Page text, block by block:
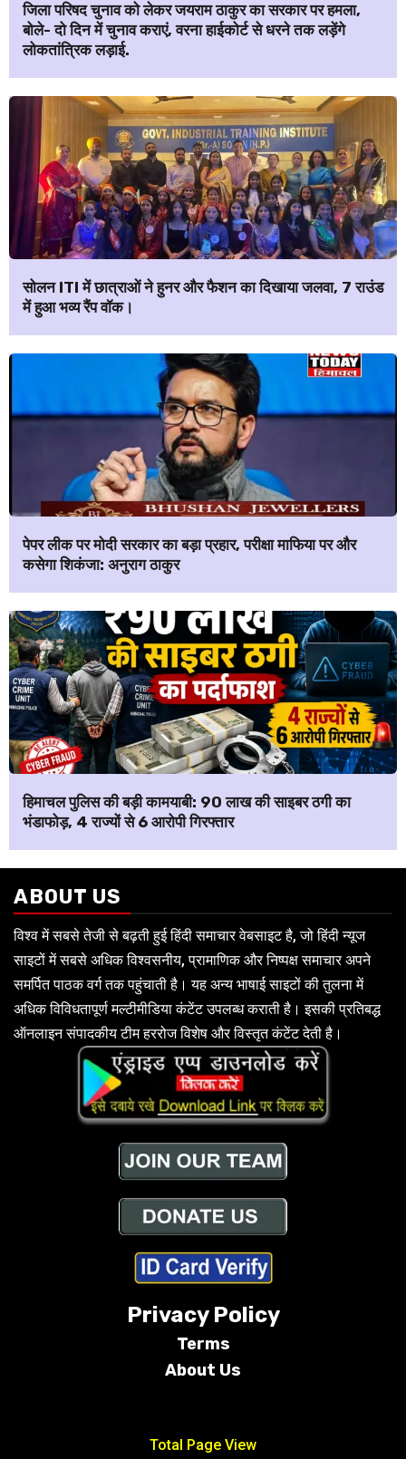
जिला परिषद चुनाव को लेकर जयराम ठाकुर का सरकार पर हमला,
बोले- दो दिन में चुनाव कराएं, वरना हाईकोर्ट से धरने तक लड़ेंगे
लोकतांत्रिक लड़ाई.
सोलन ITI में छात्राओं ने हुनर और फैशन का दिखाया जलवा, 7 राउंड
में हुआ भव्य रैंप वॉक।
पेपर लीक पर मोदी सरकार का बड़ा प्रहार, परीक्षा माफिया पर और
कसेगा शिकंजा: अनुराग ठाकुर
हिमाचल पुलिस की बड़ी कामयाबी: ₹90 लाख की साइबर ठगी का
भंडाफोड़, 4 राज्यों से 6 आरोपी गिरफ्तार
ABOUT US
विश्व में सबसे तेजी से बढ़ती हुई हिंदी समाचार वेबसाइट है, जो हिंदी न्यूज
साइटों में सबसे अधिक विश्वसनीय, प्रामाणिक और निष्पक्ष समाचार अपने
समर्पित पाठक वर्ग तक पहुंचाती है। यह अन्य भाषाई साइटों की तुलना में
अधिक विविधतापूर्ण मल्टीमीडिया कंटेंट उपलब्ध कराती है। इसकी प्रतिबद्ध
ऑनलाइन संपादकीय टीम हररोज विशेष और विस्तृत कंटेंट देती है।
Privacy Policy
Terms
About Us
Total Page View